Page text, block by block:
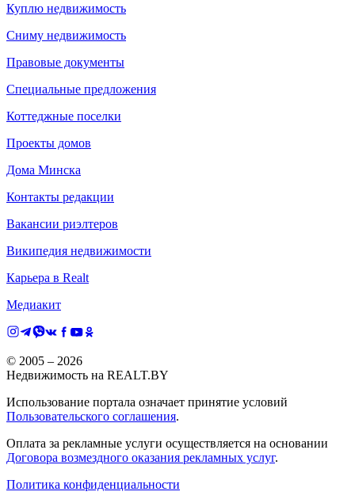
Куплю недвижимость
Сниму недвижимость
Правовые документы
Специальные предложения
Коттеджные поселки
Проекты домов
Дома Минска
Контакты редакции
Вакансии риэлтеров
Википедия недвижимости
Карьера в Realt
Медиакит
© 2005 – 2026
Недвижимость на REALT.BY
Использование портала означает принятие условий
Пользовательского соглашения.
Оплата за рекламные услуги осуществляется на основании
Договора возмездного оказания рекламных услуг.
Политика конфиденциальности